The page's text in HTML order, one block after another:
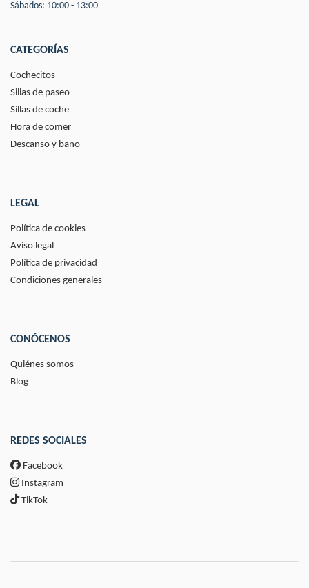
Sábados: 10:00 - 13:00
CATEGORÍAS
Cochecitos
Sillas de paseo
Sillas de coche
Hora de comer
Descanso y baño
LEGAL
Política de cookies
Aviso legal
Política de privacidad
Condiciones generales
CONÓCENOS
Quiénes somos
Blog
REDES SOCIALES
Facebook
Instagram
TikTok